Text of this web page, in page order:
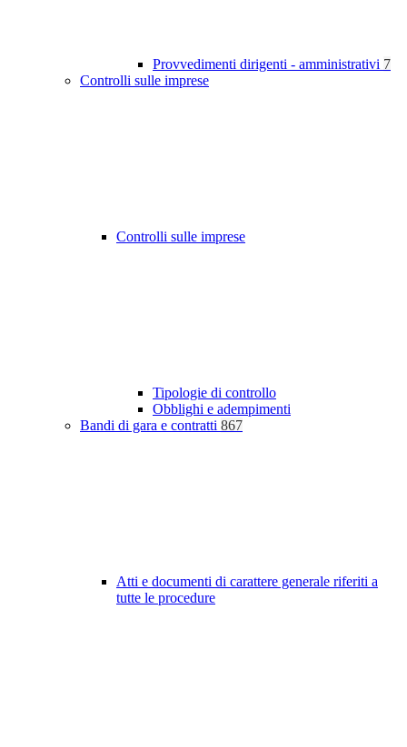
Provvedimenti dirigenti - amministrativi 7
Controlli sulle imprese
Controlli sulle imprese
Tipologie di controllo
Obblighi e adempimenti
Bandi di gara e contratti 867
Atti e documenti di carattere generale riferiti a
tutte le procedure